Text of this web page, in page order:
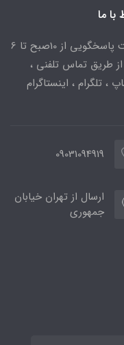
با ما
ساعت پاسخگویی از 10صبح تا 6
طریق تماس تلفنی ،
، تلگرام ، اینستاگرام
09031094919
ارسال از تهران خیابان
جمهوری